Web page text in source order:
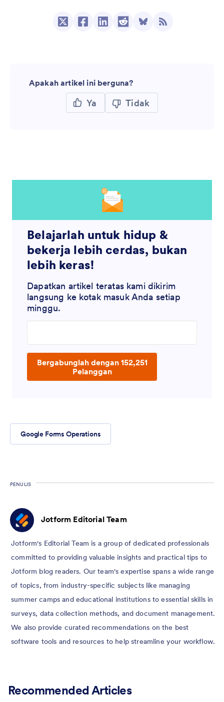
Apakah artikel ini berguna?
Ya Tidak
Belajarlah untuk hidup &
bekerja lebih cerdas, bukan
lebih keras!
Dapatkan artikel teratas kami dikirim
langsung ke kotak masuk Anda setiap
minggu.
Bergabunglah dengan 152,251
Pelanggan
Google Forms Operations
PENULIS
Jotform Editorial Team
Jotform's Editorial Team is a group of dedicated professionals
committed to providing valuable insights and practical tips to
Jotform blog readers. Our team's expertise spans a wide range
of topics, from industry-specific subjects like managing
summer camps and educational institutions to essential skills in
surveys, data collection methods, and document management.
We also provide curated recommendations on the best
software tools and resources to help streamline your workflow.
Recommended Articles